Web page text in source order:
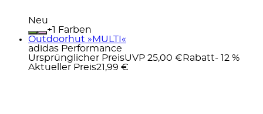
Neu
+
Farben
Outdoorhut »MULTI«
adidas Performance
Ursprünglicher PreisUVP 25,00 € Rabatt- 12 %
Aktueller Preis21,99 €